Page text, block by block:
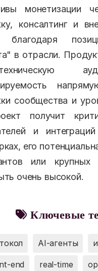
монетизации
консалтинг и
благодаря
в отрасли.
сообщества и
получит
и
его
или крупных
очень высокой.
Ключевые
AI-агенты
end real-time